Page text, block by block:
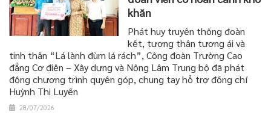
khăn
Phát huy truyền thống đoàn
kết, tương thân tương ái và
tinh thần “Lá lành đùm lá rách”, Công đoàn Trường Cao
đẳng Cơ điện – Xây dựng và Nông Lâm Trung bộ đã phát
động chương trình quyên góp, chung tay hỗ trợ đồng chí
Huỳnh Thị Luyến
28/07/2026